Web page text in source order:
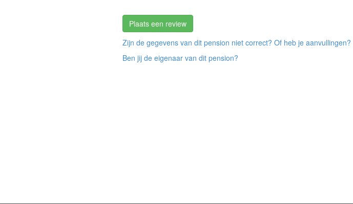
Plaats een review
Zijn de gegevens van dit pension niet correct? Of heb je aanvullingen?
Ben jij de eigenaar van dit pension?